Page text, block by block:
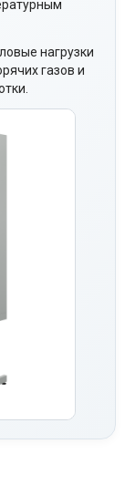
нагрузки
газов и